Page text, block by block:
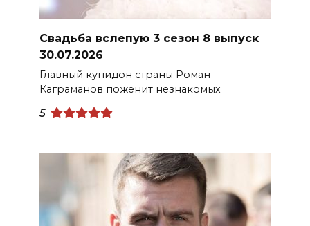
Свадьба вслепую 3 сезон 8 выпуск
30.07.2026
Главный купидон страны Роман
Каграманов поженит незнакомых
5